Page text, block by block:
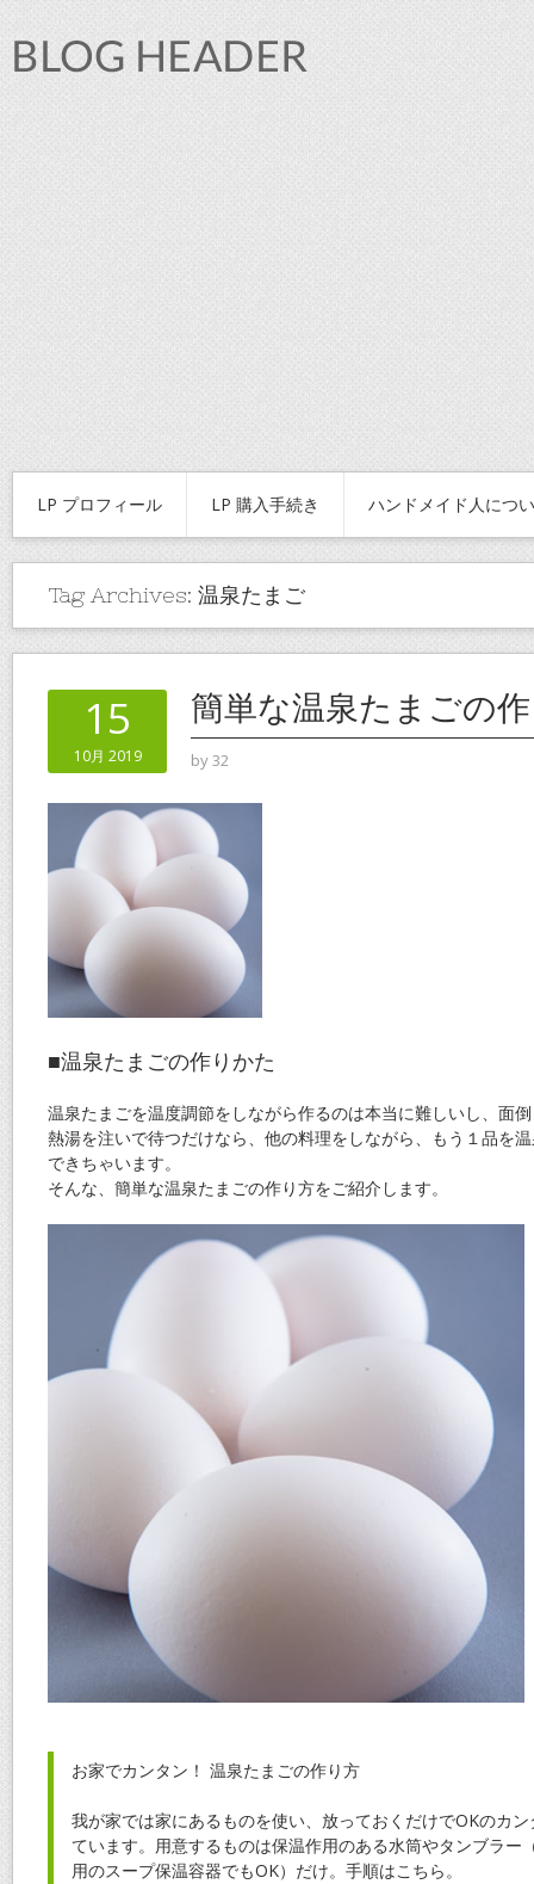
LP プロフィール LP 購入手続き ハンドメイド人につ
Tag Archives: 温泉たまご
15
10月 2019
簡単な温泉たまごの
by32
■温泉たまごの作りかた
温泉たまごを温度調節をしながら作るのは本当に難しいし、面
熱湯を注いで待つだけなら、他の料理をしながら、もう１品を
できちゃいます。
そんな、簡単な温泉たまごの作り方をご紹介します。
お家でカンタン！ 温泉たまごの作り方
我が家では家にあるものを使い、放っておくだけでOKのカ
ています。用意するものは保温作用のある水筒やタンブラー
用のスープ保温容器でもOK）だけ。手順はこちら。